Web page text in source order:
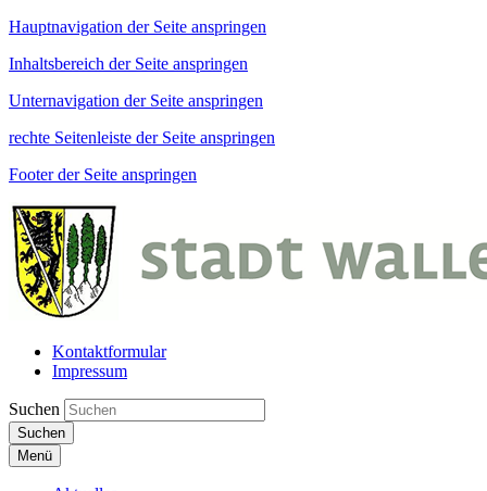
Hauptnavigation der Seite anspringen
Inhaltsbereich der Seite anspringen
Unternavigation der Seite anspringen
rechte Seitenleiste der Seite anspringen
Footer der Seite anspringen
Kontaktformular
Impressum
Suchen
Suchen
Menü